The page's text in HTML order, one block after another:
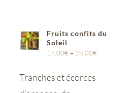
Fruits confits du
Soleil
17,00€ – 28,00€
Tranches et écorces